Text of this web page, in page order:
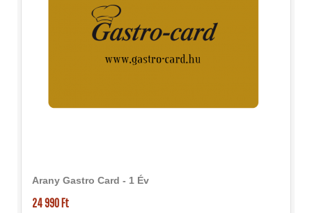
Arany Gastro Card - 1 Év
24 990 Ft